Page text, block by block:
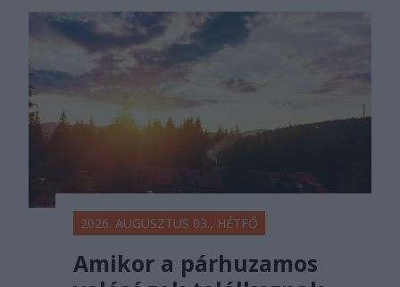
2026. AUGUSZTUS 03., HÉTFŐ
Amikor a párhuzamos